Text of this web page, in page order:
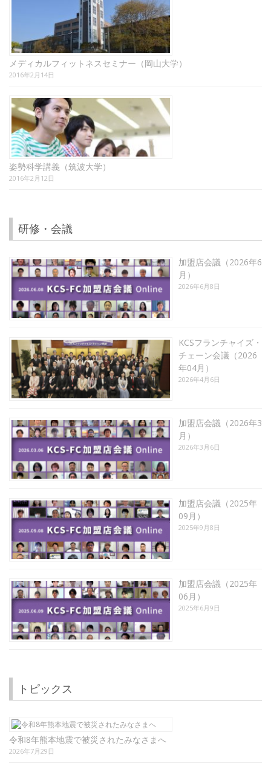
メディカルフィットネスセミナー（岡山大学）
2016年2月14日
姿勢科学講義（筑波大学）
2016年2月12日
研修・会議
加盟店会議（2026年6
月）
2026年6月8日
KCSフランチャイズ・
チェーン会議（2026
年04月）
2026年4月6日
加盟店会議（2026年3
月）
2026年3月6日
加盟店会議（2025年
09月）
2025年9月8日
加盟店会議（2025年
06月）
2025年6月9日
トピックス
令和8年熊本地震で被災されたみなさまへ
2026年7月29日